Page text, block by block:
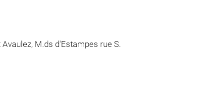
M.ds d'Estampes rue S.